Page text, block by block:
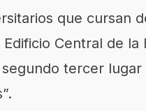
que cursan
Central de la
tercer